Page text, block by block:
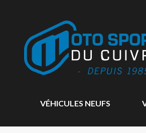
VÉHICULES NEUFS